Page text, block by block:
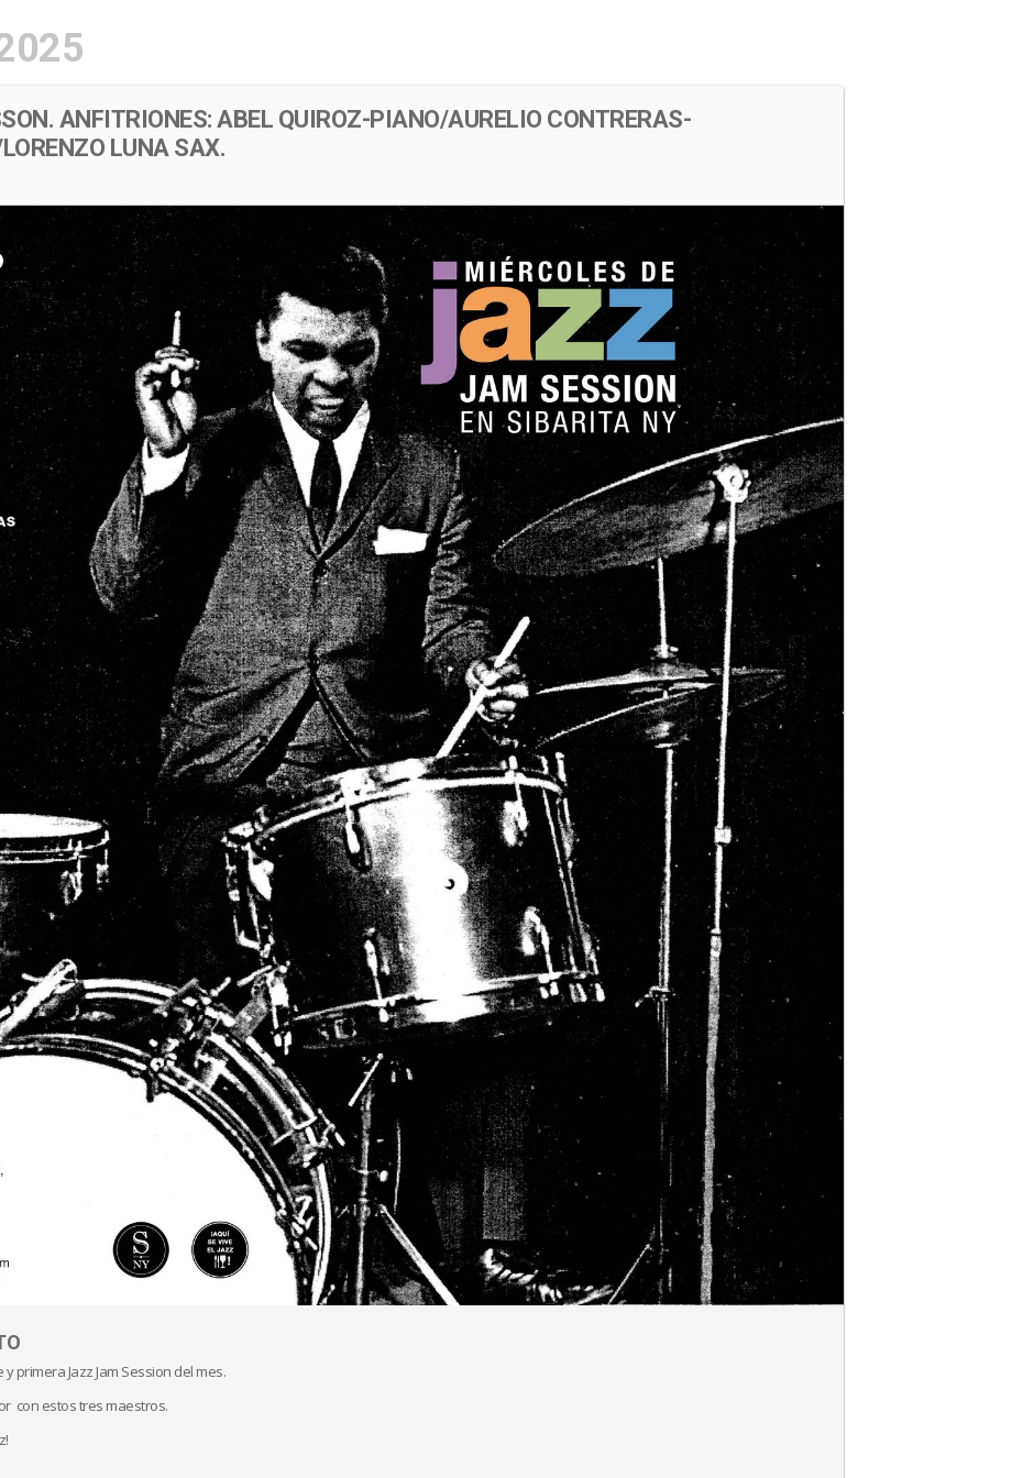
ANFITRIONES: ABEL QUIROZ-PIANO/AURELIO CONTRERAS-
LUNA SAX.
primera Jazz Jam Session del mes.
con estos tres maestros.